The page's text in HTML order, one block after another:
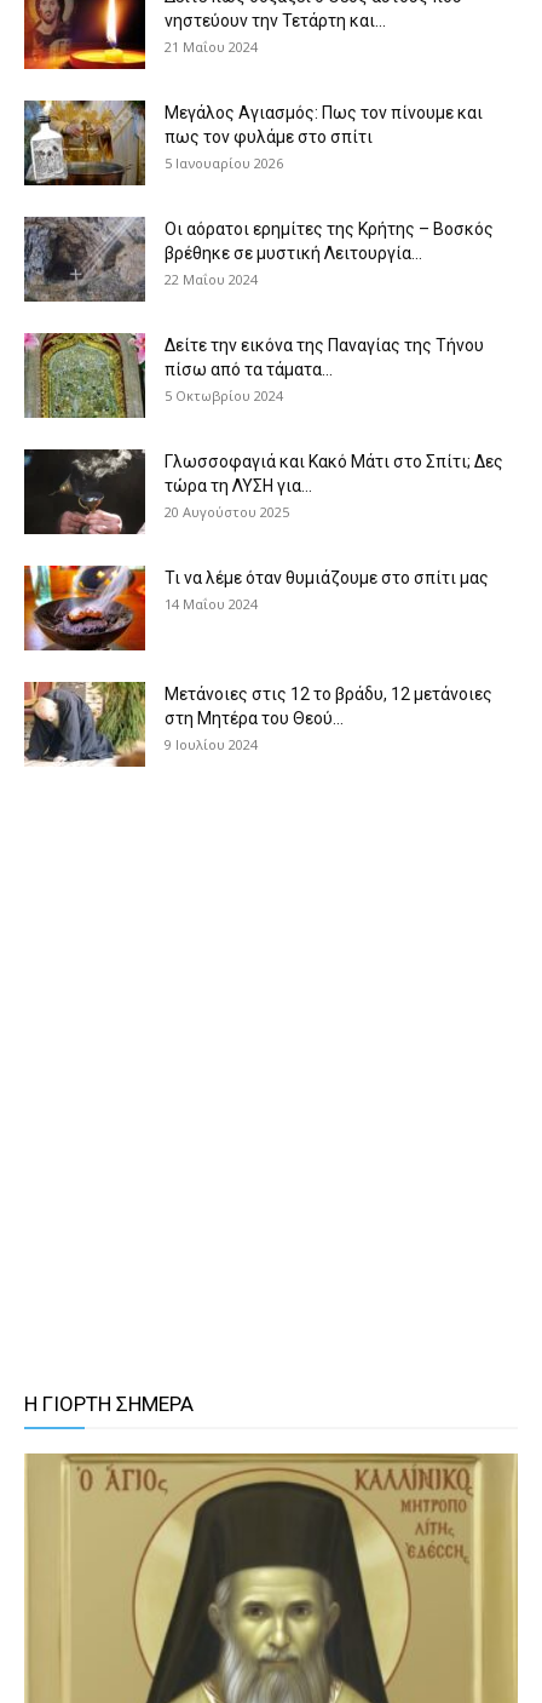
νηστεύουν την Τετάρτη και...
21 Μαΐου 2024
Μεγάλος Αγιασμός: Πως τον πίνουμε και
πως τον φυλάμε στο σπίτι
5 Ιανουαρίου 2026
Οι αόρατοι ερημίτες της Κρήτης – Βοσκός
βρέθηκε σε μυστική Λειτουργία...
22 Μαΐου 2024
Δείτε την εικόνα της Παναγίας της Τήνου
πίσω από τα τάματα...
5 Οκτωβρίου 2024
Γλωσσοφαγιά και Κακό Μάτι στο Σπίτι; Δες
τώρα τη ΛΥΣΗ για...
20 Αυγούστου 2025
Τι να λέμε όταν θυμιάζουμε στο σπίτι μας
14 Μαΐου 2024
Μετάνοιες στις 12 το βράδυ, 12 μετάνοιες
στη Μητέρα του Θεού...
9 Ιουλίου 2024
Η ΓΙΟΡΤΗ ΣΗΜΕΡΑ